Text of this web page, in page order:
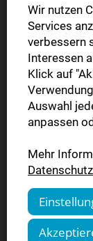
PLZ *
Ort *
Straße *
Haus-Nr./
Wir nutzen
Services
verbessern
Interessen
Klick auf
Auswahl
anpassen
Mehr